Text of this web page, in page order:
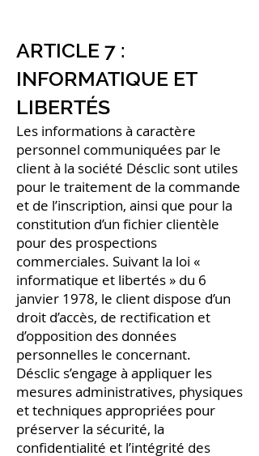
ARTICLE 7 :
INFORMATIQUE ET
LIBERTÉS
Les informations à caractère
personnel communiquées par le
client à la société Désclic sont utiles
pour le traitement de la commande
et de l’inscription, ainsi que pour la
constitution d’un fichier clientèle
pour des prospections
commerciales. Suivant la loi «
informatique et libertés » du 6
janvier 1978, le client dispose d’un
droit d’accès, de rectification et
d’opposition des données
personnelles le concernant.
Désclic s’engage à appliquer les
mesures administratives, physiques
et techniques appropriées pour
préserver la sécurité, la
confidentialité et l’intégrité des